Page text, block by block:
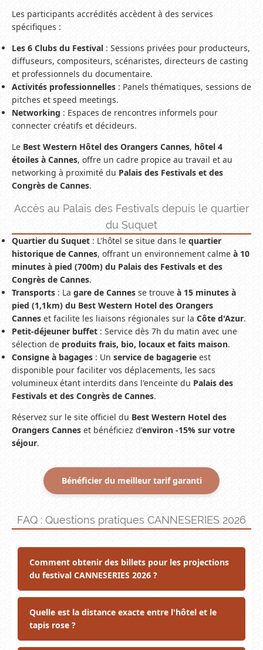
Les participants accrédités accèdent à des services
spécifiques :
Les 6 Clubs du Festival : Sessions privées pour producteurs,
diffuseurs, compositeurs, scénaristes, directeurs de casting
et professionnels du documentaire.
Activités professionnelles : Panels thématiques, sessions de
pitches et speed meetings.
Networking : Espaces de rencontres informels pour
connecter créatifs et décideurs.
Le Best Western Hôtel des Orangers Cannes, hôtel 4
étoiles à Cannes, offre un cadre propice au travail et au
networking à proximité du Palais des Festivals et des
Congrès de Cannes.
Accès au Palais des Festivals depuis le quartier
du Suquet
Quartier du Suquet : L'hôtel se situe dans le quartier
historique de Cannes, offrant un environnement calme à 10
minutes à pied (700m) du Palais des Festivals et des
Congrès de Cannes.
Transports : La gare de Cannes se trouve à 15 minutes à
pied (1,1km) du Best Western Hotel des Orangers
Cannes et facilite les liaisons régionales sur la Côte d'Azur.
Petit-déjeuner buffet : Service dès 7h du matin avec une
sélection de produits frais, bio, locaux et faits maison.
Consigne à bagages : Un service de bagagerie est
disponible pour faciliter vos déplacements, les sacs
volumineux étant interdits dans l'enceinte du Palais des
Festivals et des Congrès de Cannes.
Réservez sur le site officiel du Best Western Hotel des
Orangers Cannes et bénéficiez d’environ -15% sur votre
séjour.
Bénéficier du meilleur tarif garanti
FAQ : Questions pratiques CANNESERIES 2026
Comment obtenir des billets pour les projections
du festival CANNESERIES 2026 ?
Quelle est la distance exacte entre l'hôtel et le
tapis rose ?